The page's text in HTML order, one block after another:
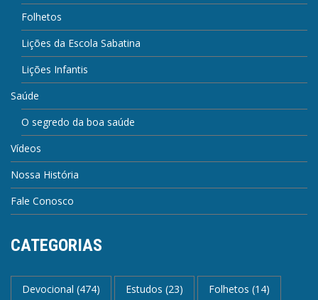
Folhetos
Lições da Escola Sabatina
Lições Infantis
Saúde
O segredo da boa saúde
Vídeos
Nossa História
Fale Conosco
CATEGORIAS
Devocional (474) Estudos (23) Folhetos (14)